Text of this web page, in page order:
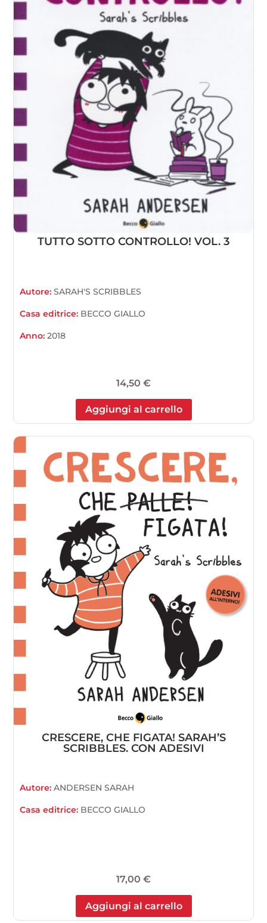
TUTTO SOTTO CONTROLLO! VOL. 3
Autore:SARAH'S SCRIBBLES
Casa editrice: BECCO GIALLO
Anno:2018
14,50 €
Aggiungi al carrello
CRESCERE, CHE FIGATA! SARAH’S
SCRIBBLES. CON ADESIVI
Autore:ANDERSEN SARAH
Casa editrice: BECCO GIALLO
17,00 €
Aggiungi al carrello